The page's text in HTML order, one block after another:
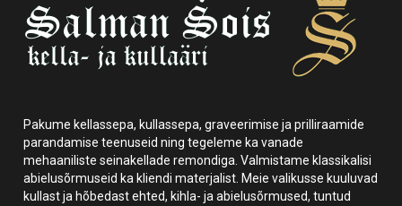
Pakume kellassepa, kullassepa, graveerimise ja prilliraamide
parandamise teenuseid ning tegeleme ka vanade
mehaaniliste seinakellade remondiga. Valmistame klassikalisi
abielusõrmuseid ka kliendi materjalist. Meie valikusse kuuluvad
kullast ja hõbedast ehted, kihla- ja abielusõrmused, tuntud